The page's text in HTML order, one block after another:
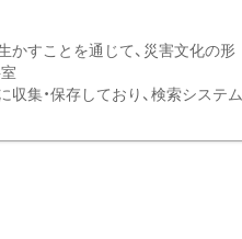
かすことを通じて、災害文化の形
集・保存しており、検索システム